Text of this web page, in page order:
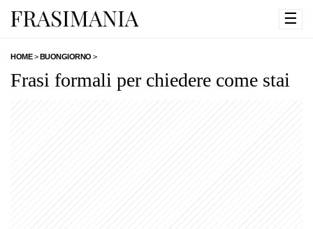
☰
HOME>BUONGIORNO >
Frasi formali per chiedere come stai